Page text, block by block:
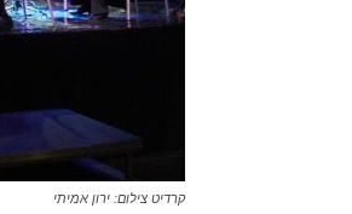
קרדיט צילום: ירון אמיתי